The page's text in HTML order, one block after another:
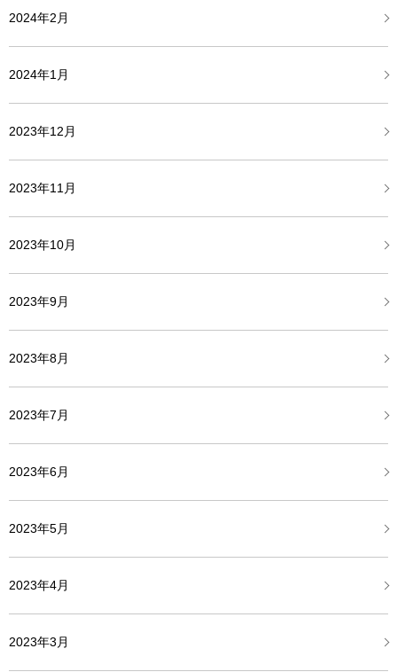
2024年2月
2024年1月
2023年12月
2023年11月
2023年10月
2023年9月
2023年8月
2023年7月
2023年6月
2023年5月
2023年4月
2023年3月